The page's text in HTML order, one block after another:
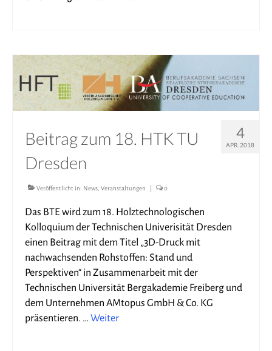
4
APR. 2018
Beitrag zum 18. HTK TU
Dresden
Veröffentlicht in: News Veranstaltungen 0
Das BTE wird zum 18. Holztechnologischen
Kolloquium der Technischen Univerisität Dresden
einen Beitrag mit dem Titel „3D-Druck mit
nachwachsenden Rohstoffen: Stand und
Perspektiven“ in Zusammenarbeit mit der
Technischen Universität Bergakademie Freiberg und
dem Unternehmen AMtopus GmbH & Co. KG
präsentieren. … Weiter